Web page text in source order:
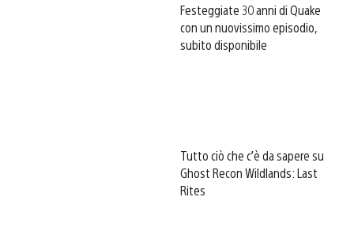
Festeggiate 30 anni di Quake
con un nuovissimo episodio,
subito disponibile
Tutto ciò che c’è da sapere su
Ghost Recon Wildlands: Last
Rites